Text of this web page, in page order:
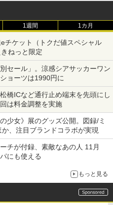
1週間 1カ月
チケット（トクだ値スペシャル
ねっと限定
セール」。涼感シアサッカーワン
ョーツは1990円に
橋ICなど通行止め端末を先頭にし
は料金調整を実施
少女》展のグッズ公開。図録/ミ
、注目ブランドコラボが実現
チが付録、素敵なあの人 11月
にも使える
もっと見る